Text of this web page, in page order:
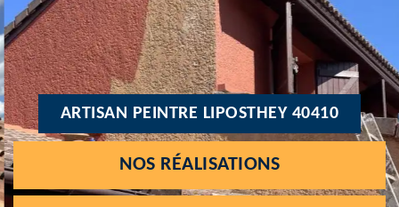
ARTISAN PEINTRE LIPOSTHEY 40410
NOS RÉALISATIONS